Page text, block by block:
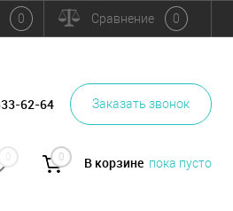
0 Сравнение 0
62-64 Заказать звонок
0 В корзине пока пусто